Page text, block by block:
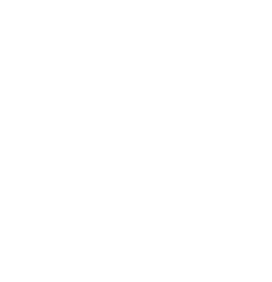
El secretario general del
CCOO Málaga, Juan
salud es “una lacra” y
tienen los usuarios por
arregla con personal»,
que dotar de plantillas y
la atención primaria
profesionales, y eso no